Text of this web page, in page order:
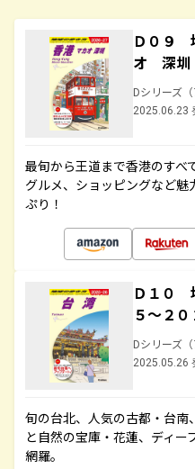
Ｄ０９
オ 深圳
Dシリーズ
2025.06.23
最旬から王道まで香港のすべ
グルメ、ショッピングなど
ぷり！
Ｄ１０
５～２０
Dシリーズ
2025.05.26
旬の台北、人気の古都・台
と自然の宝庫・花蓮、ディー
網羅。